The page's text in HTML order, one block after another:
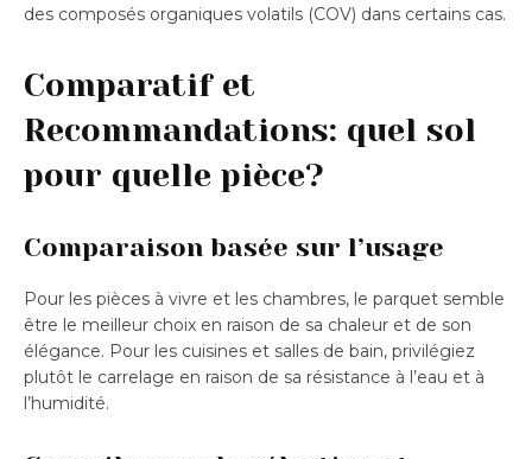
des composés organiques volatils (COV) dans certains cas.
Comparatif et
Recommandations: quel sol
pour quelle pièce?
Comparaison basée sur l’usage
Pour les pièces à vivre et les chambres, le parquet semble
être le meilleur choix en raison de sa chaleur et de son
élégance. Pour les cuisines et salles de bain, privilégiez
plutôt le carrelage en raison de sa résistance à l’eau et à
l’humidité.